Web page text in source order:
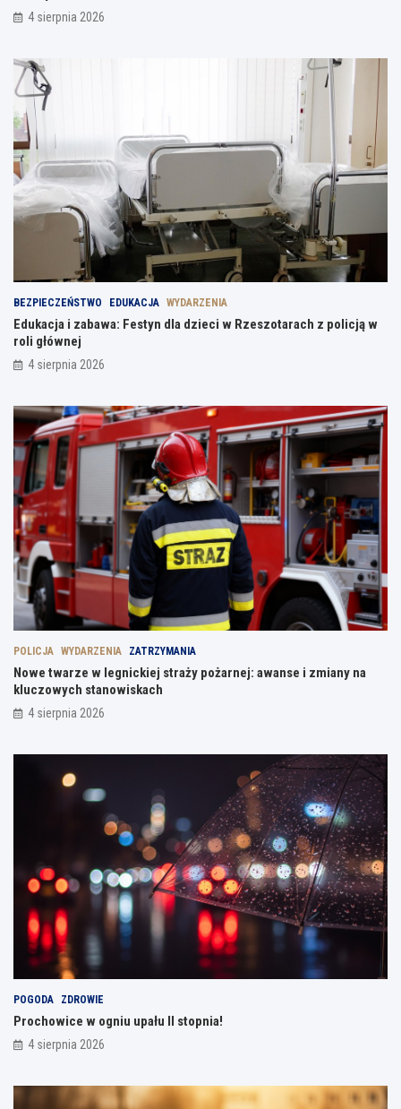
4 sierpnia 2026
BEZPIECZEŃSTWO EDUKACJA WYDARZENIA
Edukacja i zabawa: Festyn dla dzieci w Rzeszotarach z policją w
roli głównej
4 sierpnia 2026
POLICJA WYDARZENIA ZATRZYMANIA
Nowe twarze w legnickiej straży pożarnej: awanse i zmiany na
kluczowych stanowiskach
4 sierpnia 2026
POGODA ZDROWIE
Prochowice w ogniu upału II stopnia!
4 sierpnia 2026